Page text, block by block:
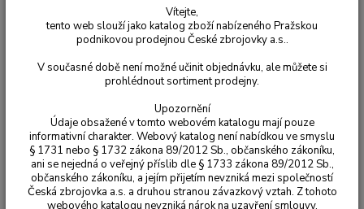
Příslušenství ke střeleckým
brýlím Revision
Nejnovější Nejlevnější Nejdražší
Zobrazuji 1-13 z 13
Vítejte,
tento web slouží jako katalog zboží nabízeného Pražskou
podnikovou prodejnou České zbrojovky a.s..
V současné době není možné učinit objednávku, ale můžete si
prohlédnout sortiment prodejny.
Upozornění
Údaje obsažené v tomto webovém katalogu mají pouze
informativní charakter. Webový katalog není nabídkou ve smyslu
§ 1731 nebo § 1732 zákona 89/2012 Sb., občanského zákoníku,
ani se nejedná o veřejný příslib dle § 1733 zákona 89/2012 Sb.,
občanského zákoníku, a jejím přijetím nevzniká mezi společností
Česká zbrojovka a.s. a druhou stranou závazkový vztah. Z tohoto
webového katalogu nevzniká nárok na uzavření smlouvy.